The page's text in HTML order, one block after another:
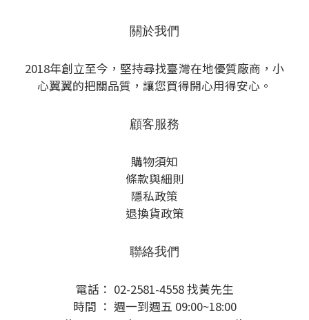
關於我們
2018年創立至今，堅持尋找臺灣在地優質廠商，小
心翼翼的把關品質，讓您買得開心用得安心。
顧客服務
購物須知
條款與細則
隱私政策
退換貨政策
聯絡我們
電話： 02-2581-4558 找黃先生
時間 ： 週一到週五 09:00~18:00